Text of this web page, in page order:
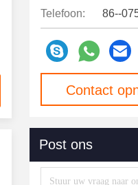
LiFePO4
Bluetooth-
Telefoon: 86--
Contact
Post ons